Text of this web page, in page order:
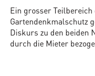
Ein grosser
Gartendenkmalschutz
Diskurs zu den beiden
durch die Mieter